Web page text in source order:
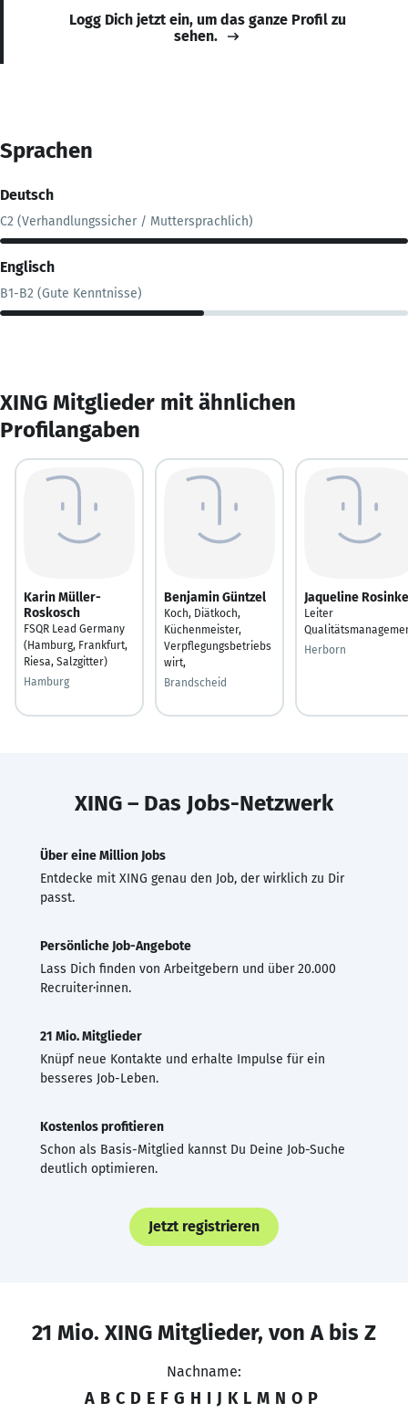
Logg Dich jetzt ein, um das ganze Profil zu
sehen.
Sprachen
Deutsch
C2 (Verhandlungssicher / Muttersprachlich)
Englisch
B1-B2 (Gute Kenntnisse)
XING Mitglieder mit ähnlichen
Profilangaben
Karin Müller-
Roskosch
FSQR Lead Germany
(Hamburg, Frankfurt,
Riesa, Salzgitter)
Hamburg
Benjamin Güntzel
Koch, Diätkoch,
Küchenmeister,
Verpflegungsbetriebs
wirt,
Brandscheid
Jaqueline Rosinke
Leiter
Herborn
XING – Das Jobs-Netzwerk
Über eine Million Jobs
Entdecke mit XING genau den Job, der wirklich zu Dir
passt.
Persönliche Job-Angebote
Lass Dich finden von Arbeitgebern und über 20.000
Recruiter·innen.
21 Mio. Mitglieder
Knüpf neue Kontakte und erhalte Impulse für ein
besseres Job-Leben.
Kostenlos profitieren
Schon als Basis-Mitglied kannst Du Deine Job-Suche
deutlich optimieren.
Jetzt registrieren
21 Mio. XING Mitglieder, von A bis Z
Nachname:
A B C D E F G H I J K L M N O P